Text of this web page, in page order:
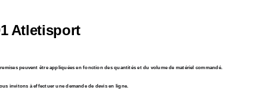
Atletisport
peuvent être appliquées en fonction des quantités et du volume de matériel commandé.
invitons à effectuer une demande de devis en ligne.